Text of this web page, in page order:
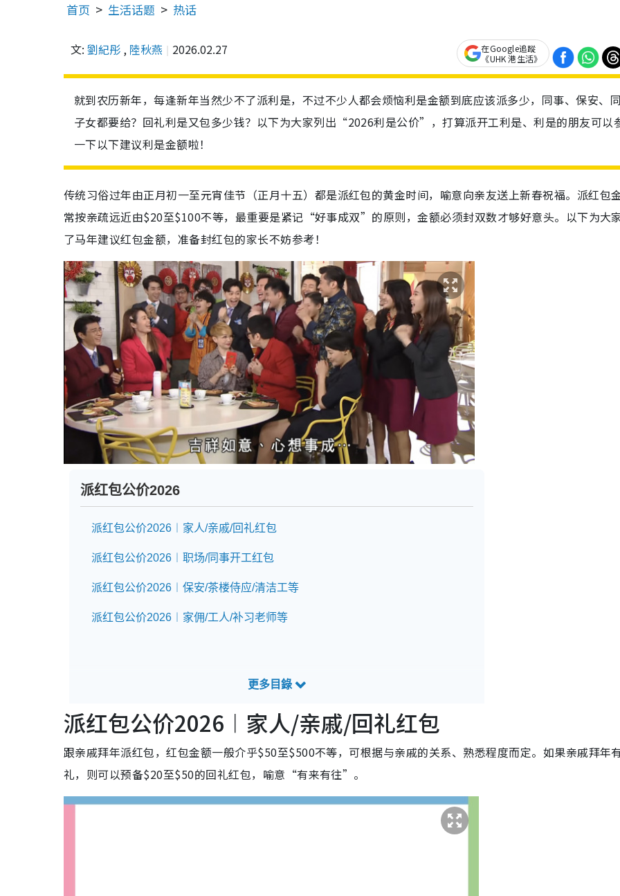
首页 生活话题 热话
文: 劉紀彤 , 陸秋燕 2026.02.27
在Google追蹤
《UHK 港生活》
就到农历新年，每逢新年当然少不了派利是，不过不少人都会烦恼利是金额到底应该派多少，同事、保安、
子女都要给？回礼利是又包多少钱？以下为大家列出“2026利是公价”，打算派开工利是、利是的朋友可以
一下以下建议利是金额啦！
传统习俗过年由正月初一至元宵佳节（正月十五）都是派红包的黄金时间，喻意向亲友送上新春祝福。派红包
常按亲疏远近由$20至$100不等，最重要是紧记“好事成双”的原则，金额必须封双数才够好意头。以下为大
了马年建议红包金额，准备封红包的家长不妨参考！
派红包公价2026
派红包公价2026︱家人/亲戚/回礼红包
派红包公价2026︱职场/同事开工红包
派红包公价2026︱保安/茶楼侍应/清洁工等
派红包公价2026︱家佣/工人/补习老师等
派红包公价2026︱家人/亲戚/回礼红包
跟亲戚拜年派红包，红包金额一般介乎$50至$500不等，可根据与亲戚的关系、熟悉程度而定。如果亲戚拜年
礼，则可以预备$20至$50的回礼红包，喻意“有来有往”。